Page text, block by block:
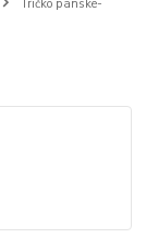
Tričko pánské-